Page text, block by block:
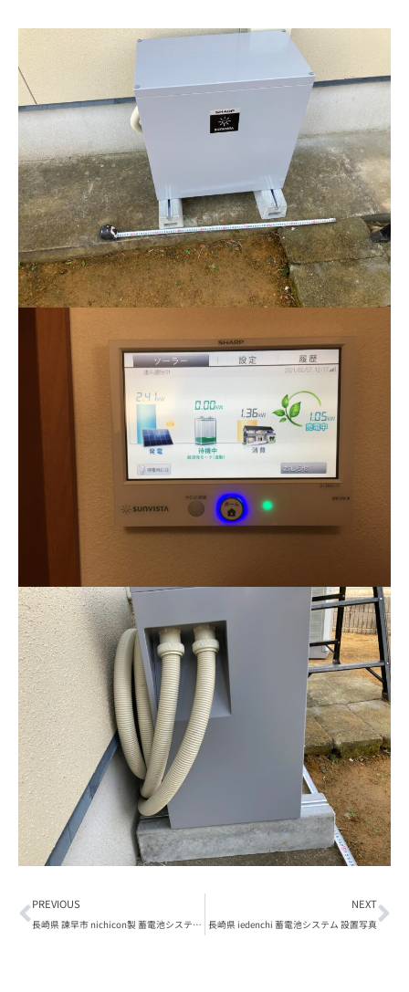
PREVIOUS
長崎県 諫早市 nichicon製 蓄電池システム 設置写真
NEXT
長崎県 iedenchi 蓄電池システム 設置写真